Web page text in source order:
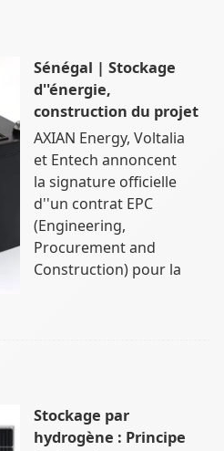
Sénégal | Stockage
d''énergie,
construction du projet
AXIAN Energy, Voltalia
et Entech annoncent
la signature officielle
d''un contrat EPC
(Engineering,
Procurement and
Construction) pour la
Stockage par
hydrogène : Principe